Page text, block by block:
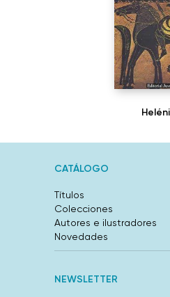
CATÁLOGO
Títulos
Colecciones
Autores e ilustradores
Novedades
NEWSLETTER